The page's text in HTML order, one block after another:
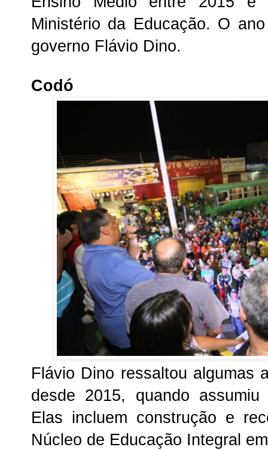
Ministério da Educação. O
governo Flávio Dino.
Codó
Flávio Dino ressaltou algumas
desde 2015, quando
Elas incluem construção e
Núcleo de Educação Integral